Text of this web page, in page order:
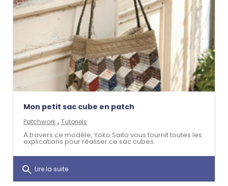
Mon petit sac cube en patch
Patchwork , Tutoriels
À travers ce modèle, Yoko Saito vous fournit toutes les
explications pour réaliser ce sac cubes.
search Lire la suite